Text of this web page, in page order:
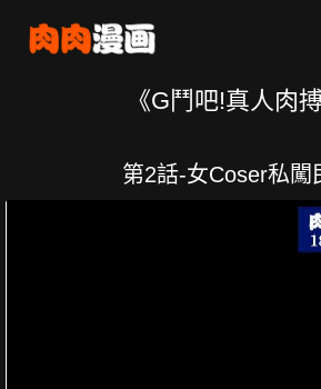
《G鬥吧!真人肉
第2話-女Coser私闖